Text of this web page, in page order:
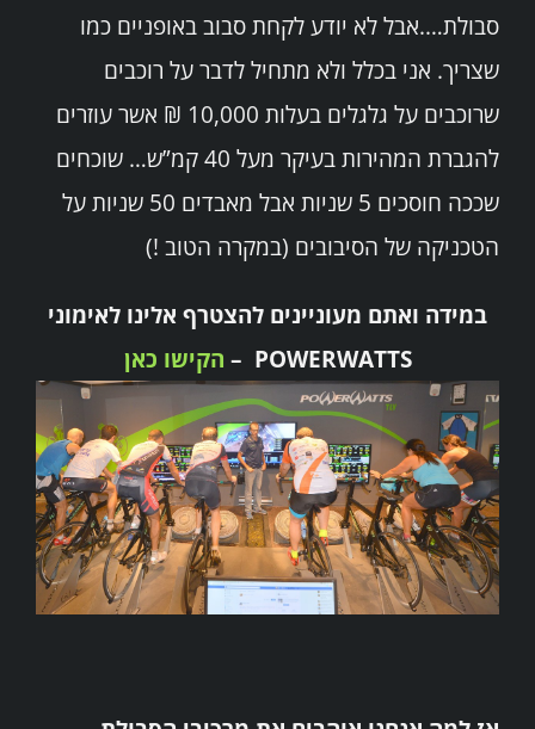
סבולת….אבל לא יודע לקחת סבוב באופניים כמו
שצריך. אני בכלל ולא מתחיל לדבר על רוכבים
שרוכבים על גלגלים בעלות 10,000 ₪ אשר עוזרים
להגברת המהירות בעיקר מעל 40 קמ”ש… שוכחים
שככה חוסכים 5 שניות אבל מאבדים 50 שניות על
הטכניקה של הסיבובים (במקרה הטוב !)
במידה ואתם מעוניינים להצטרף אלינו לאימוני
POWERWATTS –
הקישו כאן